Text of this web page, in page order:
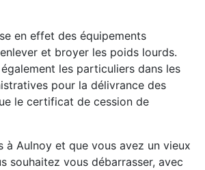
en effet des équipements
et broyer les poids lourds.
les particuliers dans les
pour la délivrance des
le certificat de cession de
à Aulnoy et que vous avez un vieux
souhaitez vous débarrasser, avec